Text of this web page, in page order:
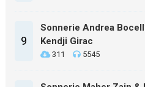
9
Sonnerie Andrea
Kendji Girac
311 5545